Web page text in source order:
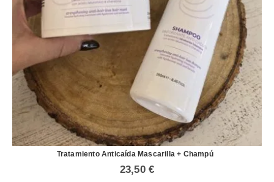
Tratamiento Anticaída Mascarilla + Champú
23,50 €